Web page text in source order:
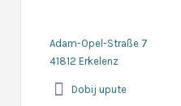
Adam-Opel-Straße 7
41812 Erkelenz
Dobij upute